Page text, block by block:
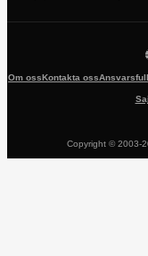
Om ossKontakta oss
Copyright © 2003-